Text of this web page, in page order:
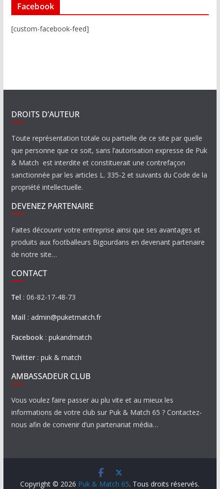
Facebook
[custom-facebook-feed]
DROITS D’AUTEUR
Toute représentation totale ou partielle de ce site par quelle
que personne que ce soit, sans l’autorisation expresse de Puk
& Match est interdite et constituerait une contrefaçon
sanctionnée par les articles L. 335-2 et suivants du Code de la
propriété intellectuelle.
DEVENEZ PARTENAIRE
Faites découvrir votre entreprise ainsi que ses avantages et
produits aux footballeurs Bigourdans en devenant partenaire
de notre site…
CONTACT
Tel : 06-82-17-48-73
Mail : admin@puketmatch.fr
Facebook: pukandmatch
Twitter: puk & match
AMBASSADEUR CLUB
Vous voulez faire passer au plu vite et au mieux les
informations de votre club sur Puk & Match 65 ? Contactez-
nous afin de convenir d’un partenariat média…
Copyright © 2026 Puk & Match 65. Tous droits réservés.